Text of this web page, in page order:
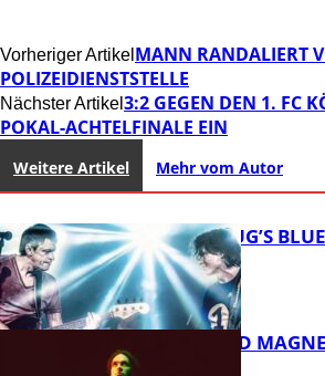
Vorheriger Artikel MANN RANDALIERT
POLIZEIDIENSTSTELLE
Nächster Artikel 3:2 GEGEN DEN 1. FC
POKAL-ACHTELFINALE EIN
Weitere Artikel Mehr vom Autor
THOMAS BLUG’S
KAMMGARN
DIRTY SOUND